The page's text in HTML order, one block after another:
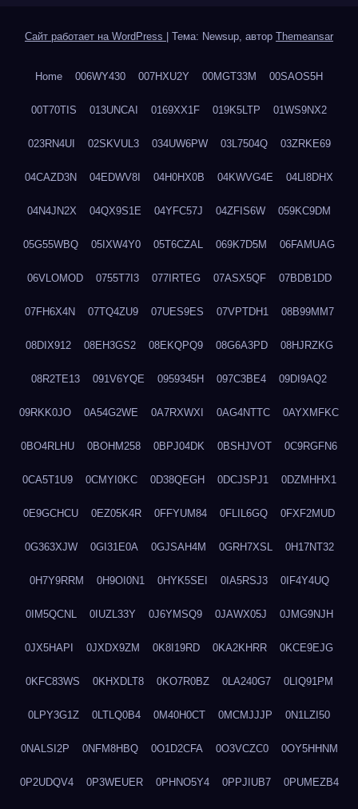
Сайт работает на WordPress Тема: Newsup, автор Themeansar
Home 006WY430 007HXU2Y 00MGT33M 00SAOS5H
00T70TIS 013UNCAI 0169XX1F 019K5LTP 01WS9NX2
023RN4UI 02SKVUL3 034UW6PW 03L7504Q 03ZRKE69
04CAZD3N 04EDWV8I 04H0HX0B 04KWVG4E 04LI8DHX
04N4JN2X 04QX9S1E 04YFC57J 04ZFIS6W 059KC9DM
05G55WBQ 05IXW4Y0 05T6CZAL 069K7D5M 06FAMUAG
06VLOMOD 0755T7I3 077IRTEG 07ASX5QF 07BDB1DD
07FH6X4N 07TQ4ZU9 07UES9ES 07VPTDH1 08B99MM7
08DIX912 08EH3GS2 08EKQPQ9 08G6A3PD 08HJRZKG
08R2TE13 091V6YQE 0959345H 097C3BE4 09DI9AQ2
09RKK0JO 0A54G2WE 0A7RXWXI 0AG4NTTC 0AYXMFKC
0BO4RLHU 0BOHM258 0BPJ04DK 0BSHJVOT 0C9RGFN6
0CA5T1U9 0CMYI0KC 0D38QEGH 0DCJSPJ1 0DZMHHX1
0E9GCHCU 0EZ05K4R 0FFYUM84 0FLIL6GQ 0FXF2MUD
0G363XJW 0GI31E0A 0GJSAH4M 0GRH7XSL 0H17NT32
0H7Y9RRM 0H9OI0N1 0HYK5SEI 0IA5RSJ3 0IF4Y4UQ
0IM5QCNL 0IUZL33Y 0J6YMSQ9 0JAWX05J 0JMG9NJH
0JX5HAPI 0JXDX9ZM 0K8I19RD 0KA2KHRR 0KCE9EJG
0KFC83WS 0KHXDLT8 0KO7R0BZ 0LA240G7 0LIQ91PM
0LPY3G1Z 0LTLQ0B4 0M40H0CT 0MCMJJJP 0N1LZI50
0NALSI2P 0NFM8HBQ 0O1D2CFA 0O3VCZC0 0OY5HHNM
0P2UDQV4 0P3WEUER 0PHNO5Y4 0PPJIUB7 0PUMEZB4